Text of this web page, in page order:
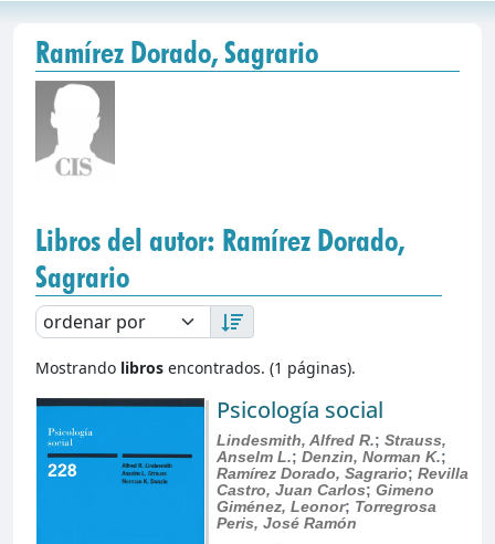
Ramírez Dorado, Sagrario
Libros del autor: Ramírez Dorado,
Sagrario
Mostrando libros encontrados. (1 páginas).
Psicología social
Lindesmith, Alfred R.; Strauss,
Anselm L.; Denzin, Norman K.;
Ramírez Dorado, Sagrario; Revilla
Castro, Juan Carlos; Gimeno
Giménez, Leonor; Torregrosa
Peris, José Ramón